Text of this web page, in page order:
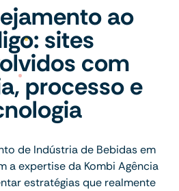
ao
sites
com
processo e
de Indústria de Bebidas em
a expertise da Kombi Agência
estratégias que realmente